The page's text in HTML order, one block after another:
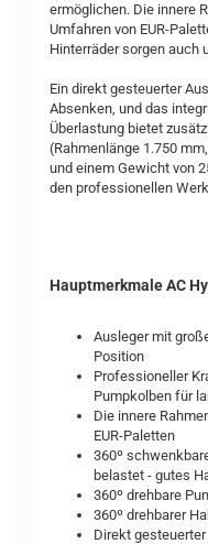
ermöglichen. Die innere
Umfahren von EUR-
Hinterräder sorgen auch
Ein direkt gesteuerter
Absenken, und das
Überlastung bietet
(Rahmenlänge 1.750
und einem Gewicht von
den professionellen
Hauptmerkmale AC
Ausleger mit
Position
Professioneller
Pumpkolben für
Die innere
EUR-Paletten
360º
belastet - gutes
360º drehbare
360º drehbarer
Direkt